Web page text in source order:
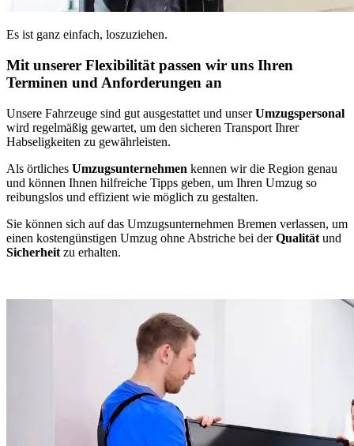
Es ist ganz einfach, loszuziehen.
Mit unserer Flexibilität passen wir uns Ihren
Terminen und Anforderungen an
Unsere Fahrzeuge sind gut ausgestattet und unserUmzugspersonal
wird regelmäßig gewartet, um den sicheren Transport Ihrer
Habseligkeiten zu gewährleisten.
Als örtliches Umzugsunternehmen kennen wir die Region genau
und können Ihnen hilfreiche Tipps geben, um Ihren Umzug so
reibungslos und effizient wie möglich zu gestalten.
Sie können sich auf das Umzugsunternehmen Bremen verlassen, um
einen kostengünstigen Umzug ohne Abstriche bei derQualität und
Sicherheit zu erhalten.